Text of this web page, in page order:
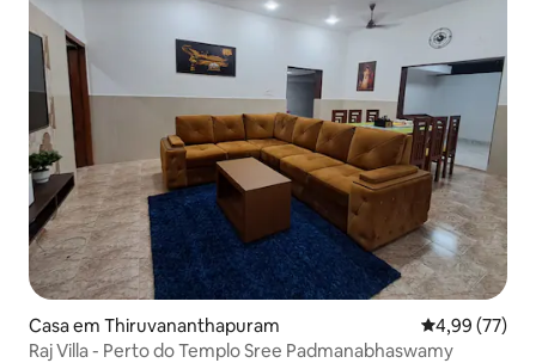
Casa em Thiruvananthapuram Classificação
4,99 (77)
Raj Villa - Perto do Templo Sree Padmanabhaswamy